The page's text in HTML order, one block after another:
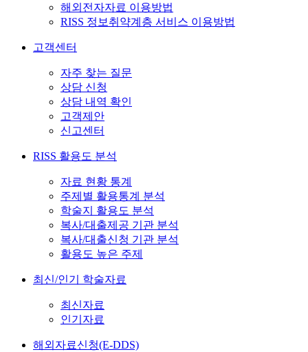
해외전자자료 이용방법
RISS 정보취약계층 서비스 이용방법
고객센터
자주 찾는 질문
상담 신청
상담 내역 확인
고객제안
신고센터
RISS 활용도 분석
자료 현황 통계
주제별 활용통계 분석
학술지 활용도 분석
복사/대출제공 기관 분석
복사/대출신청 기관 분석
활용도 높은 주제
최신/인기 학술자료
최신자료
인기자료
해외자료신청(E-DDS)